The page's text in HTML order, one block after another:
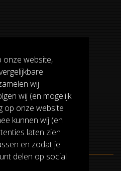
onze website,
wij
wij (en mogelijk
op onze website
kunnen wij (en
laten zien
en zodat je
delen op social